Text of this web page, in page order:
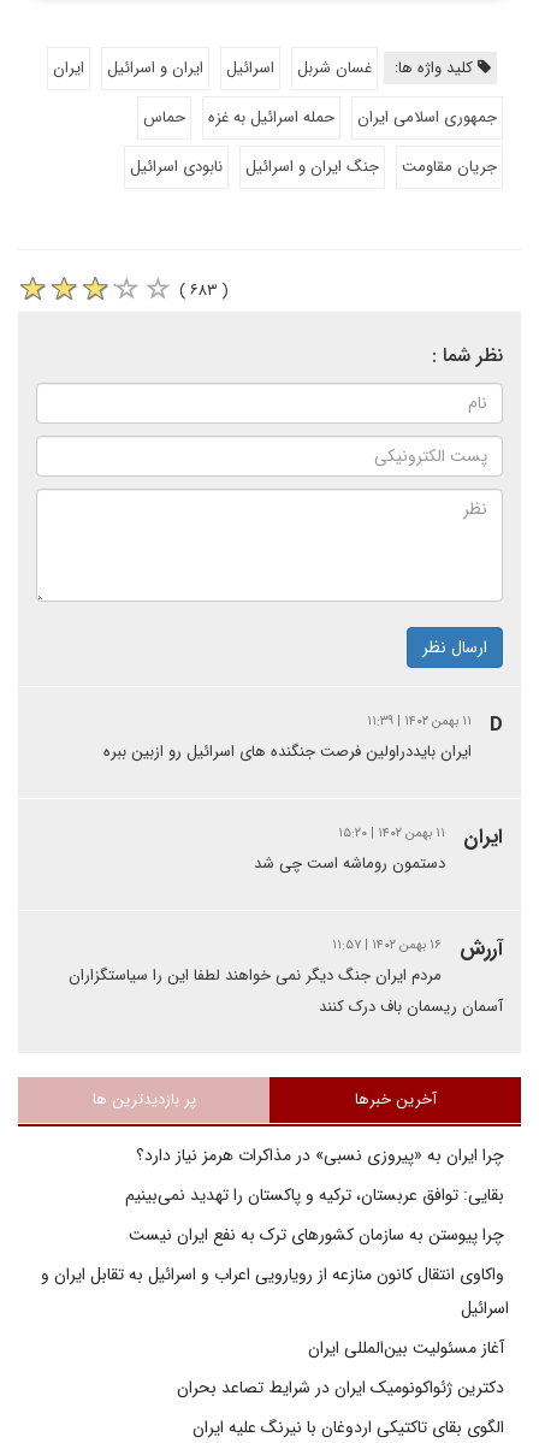
کلید واژه ها: غسان شربل اسرائیل ایران و اسرائیل
ایران
جمهوری اسلامی ایران
حمله اسرائیل به غزه
حماس
جریان مقاومت
جنگ ایران و اسرائیل نابودی اسرائیل
( ۶۸۳ )
نظر شما :
ارسال نظر
D ۱۱ بهمن ۱۴۰۲ | ۱۱:۳۹
ایران بایددراولین فرصت جنگنده های اسرائیل رو ازبین ببره
ایران ۱۱ بهمن ۱۴۰۲ | ۱۵:۲۰
دستمون روماشه است چی شد
آررش ۱۶ بهمن ۱۴۰۲ | ۱۱:۵۷
مردم ایران جنگ دیگر نمی خواهند لطفا این را سیاستگزاران
آسمان ریسمان باف درک کنند
آخرین خبرها پر بازدیدترین ها
چرا ایران به «پیروزی نسبی» در مذاکرات هرمز نیاز دارد؟
بقایی: توافق عربستان، ترکیه و پاکستان را تهدید نمی‌بینیم
چرا پیوستن به سازمان کشورهای ترک به نفع ایران نیست
واکاوی انتقال کانون منازعه از رویارویی اعراب و اسرائیل به تقابل ایران و
اسرائیل
آغاز مسئولیت بین‌المللی ایران
دکترین ژئواکونومیک ایران در شرایط تصاعد بحران
الگوی بقای تاکتیکی اردوغان با نیرنگ علیه ایران